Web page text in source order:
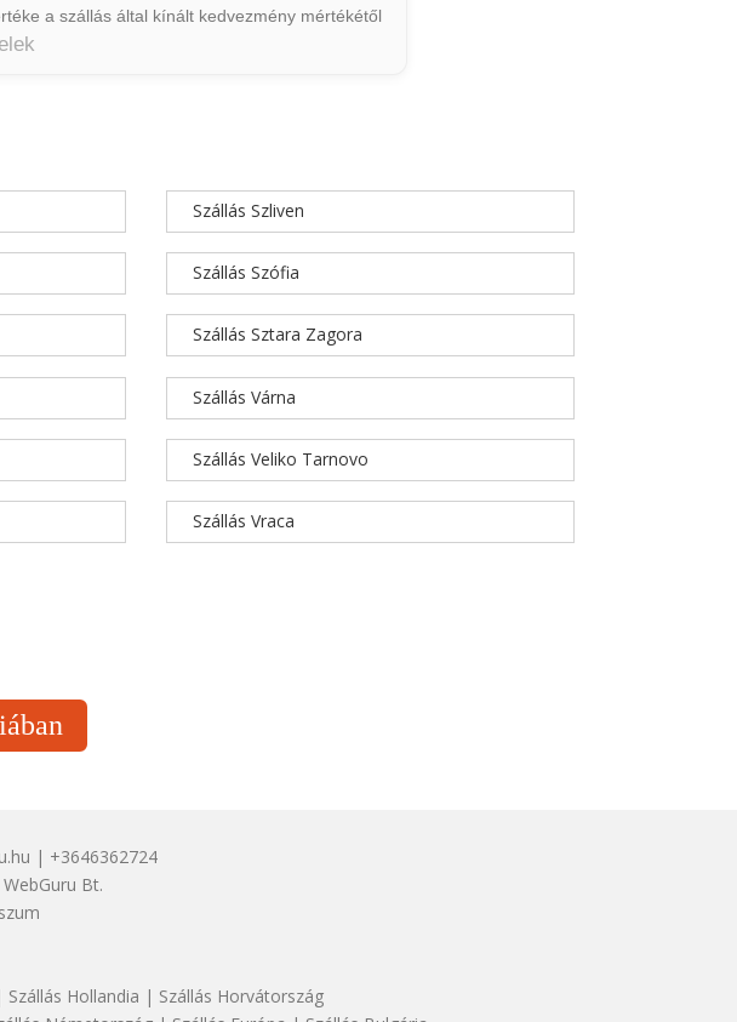
a szállás által kínált kedvezmény mértékétől
Szállás Szliven
Szállás Szófia
Szállás Sztara Zagora
Szállás Várna
Szállás Veliko Tarnovo
Szállás Vraca
| +3646362724
Bt.
Szállás Hollandia | Szállás Horvátország